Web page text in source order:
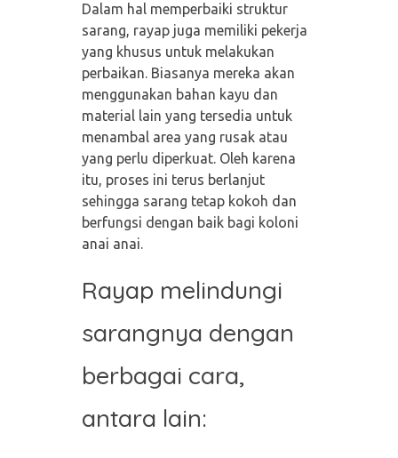
Dalam hal memperbaiki struktur
sarang, rayap juga memiliki pekerja
yang khusus untuk melakukan
perbaikan. Biasanya mereka akan
menggunakan bahan kayu dan
material lain yang tersedia untuk
menambal area yang rusak atau
yang perlu diperkuat. Oleh karena
itu, proses ini terus berlanjut
sehingga sarang tetap kokoh dan
berfungsi dengan baik bagi koloni
anai anai.
Rayap melindungi
sarangnya dengan
berbagai cara,
antara lain: